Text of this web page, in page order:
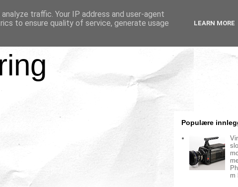
Populære
m
traffic. Your IP address and user-agent
to ensure quality of service, generate usage
LEARN MORE